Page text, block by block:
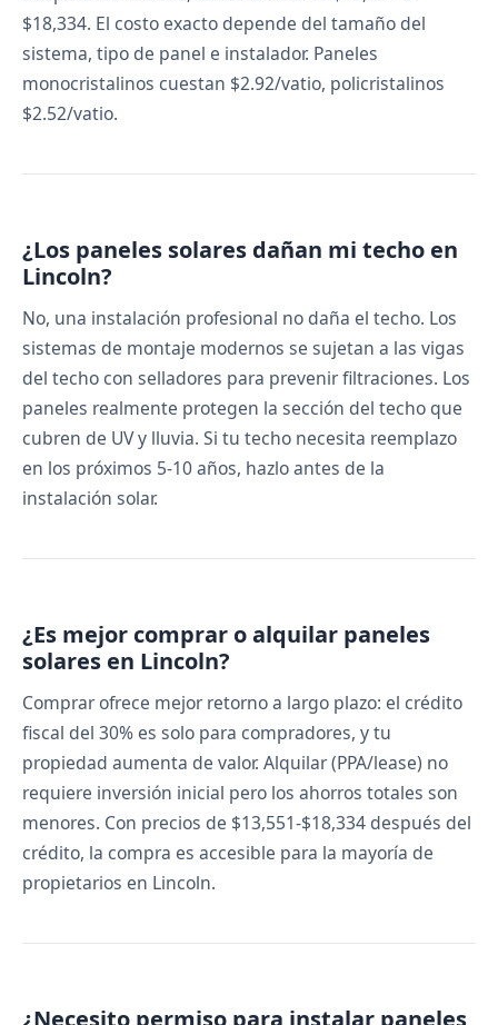
$18,334. El costo exacto depende del tamaño del
sistema, tipo de panel e instalador. Paneles
monocristalinos cuestan $2.92/vatio, policristalinos
$2.52/vatio.
¿Los paneles solares dañan mi techo en
Lincoln?
No, una instalación profesional no daña el techo. Los
sistemas de montaje modernos se sujetan a las vigas
del techo con selladores para prevenir filtraciones. Los
paneles realmente protegen la sección del techo que
cubren de UV y lluvia. Si tu techo necesita reemplazo
en los próximos 5-10 años, hazlo antes de la
instalación solar.
¿Es mejor comprar o alquilar paneles
solares en Lincoln?
Comprar ofrece mejor retorno a largo plazo: el crédito
fiscal del 30% es solo para compradores, y tu
propiedad aumenta de valor. Alquilar (PPA/lease) no
requiere inversión inicial pero los ahorros totales son
menores. Con precios de $13,551-$18,334 después del
crédito, la compra es accesible para la mayoría de
propietarios en Lincoln.